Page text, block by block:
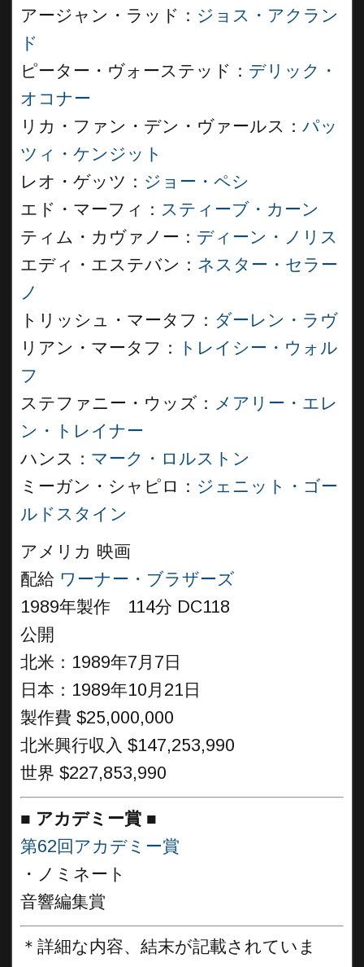
アージャン・ラッド： ジョス・アクラン
ド
ピーター・ヴォーステッド： デリック・
オコナー
リカ・ファン・デン・ヴァールス： パッ
ツィ・ケンジット
レオ・ゲッツ： ジョー・ペシ
エド・マーフィ： スティーブ・カーン
ティム・カヴァノー： ディーン・ノリス
エディ・エステバン： ネスター・セラー
ノ
トリッシュ・マータフ： ダーレン・ラヴ
リアン・マータフ：
トレイシー・ウォル
フ
ステファニー・ウッズ： メアリー・エレ
ン・トレイナー
ハンス： マーク・ロルストン
ミーガン・シャピロ： ジェニット・ゴー
ルドスタイン
アメリカ 映画
配給 ワーナー・ブラザーズ
1989年製作 114分 DC118
公開
北米：1989年7月7日
日本：1989年10月21日
製作費 $25,000,000
北米興行収入 $147,253,990
世界 $227,853,990
■ アカデミー賞 ■
第62回アカデミー賞
・ノミネート
音響編集賞
＊詳細な内容、結末が記載されていま